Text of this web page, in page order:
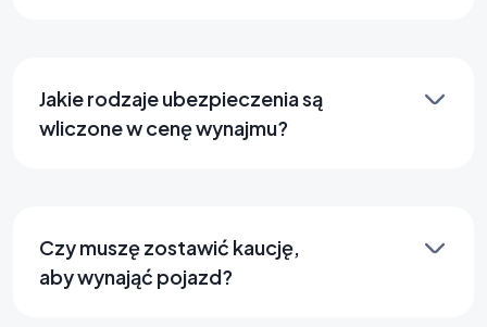
Jakie rodzaje ubezpieczenia są
wliczone w cenę wynajmu?
Czy muszę zostawić kaucję,
aby wynająć pojazd?